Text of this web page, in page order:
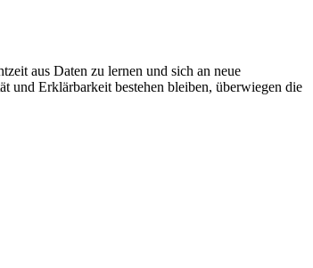
aus Daten zu lernen und sich an neue
und Erklärbarkeit bestehen bleiben, überwiegen die